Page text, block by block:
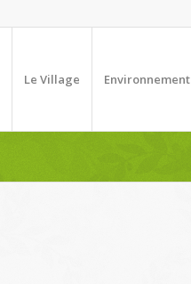
Le Village Environnement